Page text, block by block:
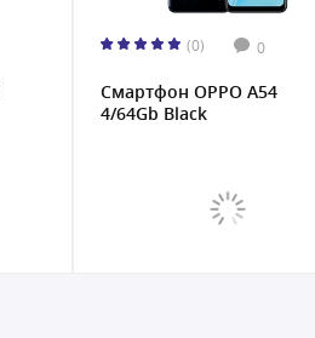
(0) 0
Смартфон OPPO A54
4/64Gb Black